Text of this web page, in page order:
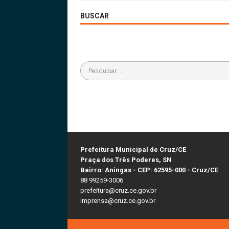
BUSCAR
Prefeitura Municipal de Cruz/CE
Praça dos Três Poderes, SN
Bairro: Aningas - CEP: 62595-000 - Cruz/CE
88 99259-3006
prefeitura@cruz.ce.gov.br
imprensa@cruz.ce.gov.br